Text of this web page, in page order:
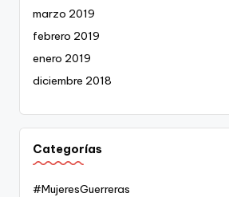
marzo 2019
febrero 2019
enero 2019
diciembre 2018
Categorías
#MujeresGuerreras